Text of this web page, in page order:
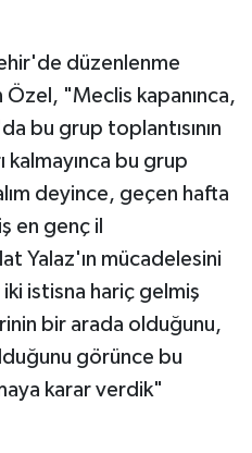
düzenlenme
"Meclis kapanınca,
bu grup toplantısının
kalmayınca bu grup
deyince, geçen hafta
en genç il
Yalaz'ın mücadelesini
istisna hariç gelmiş
bir arada olduğunu,
görünce bu
karar verdik"